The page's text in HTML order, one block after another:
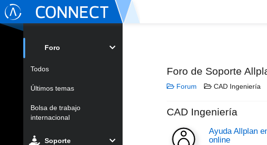
Foro
Todos
Últimos temas
Bolsa de trabajo
internacional
Soporte
Foro de Soporte
Forum CAD Ingeniería
CAD Ingeniería
Ayuda Allplan
online